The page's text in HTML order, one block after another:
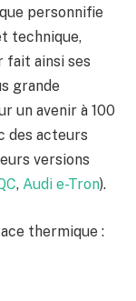
personnifie
technique,
fait ainsi ses
grande
un avenir à 100
des acteurs
versions
, Audi e-Tron).
thermique :